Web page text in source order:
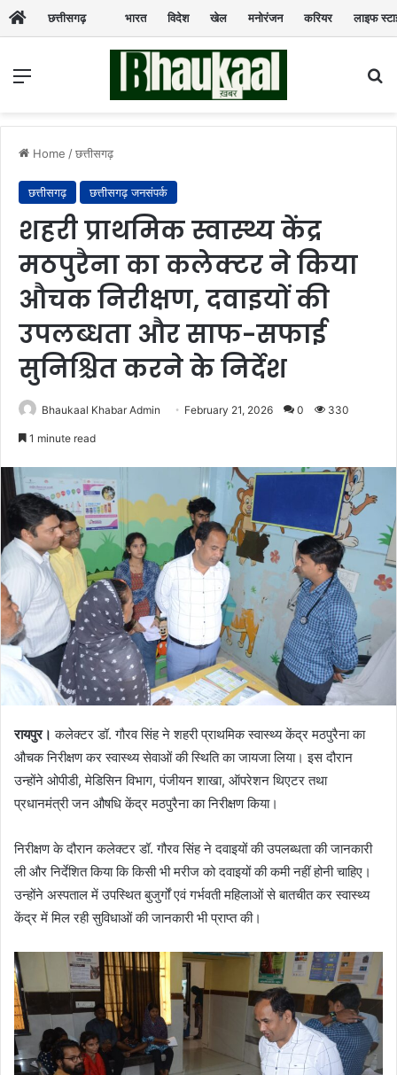
छत्तीसगढ़ भारत विदेश खेल मनोरंजन करियर लाइफ
Menu
Home /छत्तीसगढ़
छत्तीसगढ़ छत्तीसगढ़ जनसंपर्क
शहरी प्राथमिक स्वास्थ्य केंद्र
मठपुरैना का कलेक्टर ने किया
औचक निरीक्षण, दवाइयों की
उपलब्धता और साफ-सफाई
सुनिश्चित करने के निर्देश
Bhaukaal Khabar Admin February 21, 2026 0 330
1 minute read
रायपुर। कलेक्टर डॉ. गौरव सिंह ने शहरी प्राथमिक स्वास्थ्य केंद्र मठपुरैना का
औचक निरीक्षण कर स्वास्थ्य सेवाओं की स्थिति का जायजा लिया। इस दौरान
उन्होंने ओपीडी, मेडिसिन विभाग, पंजीयन शाखा, ऑपरेशन थिएटर तथा
प्रधानमंत्री जन औषधि केंद्र मठपुरैना का निरीक्षण किया।
निरीक्षण के दौरान कलेक्टर डॉ. गौरव सिंह ने दवाइयों की उपलब्धता की जानकारी
ली और निर्देशित किया कि किसी भी मरीज को दवाइयों की कमी नहीं होनी चाहिए।
उन्होंने अस्पताल में उपस्थित बुजुर्गों एवं गर्भवती महिलाओं से बातचीत कर स्वास्थ्य
केंद्र में मिल रही सुविधाओं की जानकारी भी प्राप्त की।